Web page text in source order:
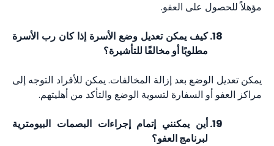
مؤهلاً للحصول على العفو.
كيف يمكن تعديل وضع الأسرة إذا كان رب الأسرة
مطلوبًا أو مخالفًا للتأشيرة؟
يمكن تعديل الوضع بعد إزالة المخالفات. يمكن للأفراد التوجه إلى
مراكز العفو أو السفارة لتسوية الوضع والتأكد من أهليتهم.
أين يمكنني إتمام إجراءات البصمات البيومترية
لبرنامج العفو؟